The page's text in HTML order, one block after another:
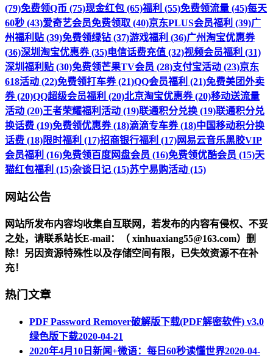
(79)免费领Q币 (75)现金红包 (65)福利 (55)免费领流量 (45)每天
60秒 (43)爱奇艺会员免费领取 (40)京东PLUS会员福利 (39)广
州福利贴 (39)免费领绿钻 (37)游戏福利 (36)广州淘宝优惠券
(36)深圳淘宝优惠券 (35)电信话费充值 (32)视频会员福利 (31)
深圳福利贴 (30)免费领芒果TV会员 (28)支付宝活动 (23)京东
618活动 (22)免费领打车券 (21)QQ会员福利 (21)免费美团外卖
券 (20)QQ超级会员福利 (20)北京淘宝优惠券 (20)移动送流量
活动 (20)王者荣耀福利活动 (19)联通积分兑换 (19)联通积分兑
换话费 (19)免费领优惠券 (18)滴滴专车券 (18)中国移动积分换
话费 (18)限时福利 (17)招商银行福利 (17)网易云音乐黑胶VIP
会员福利 (16)免费领百度网盘会员 (16)免费领优酷会员 (15)天
猫红包福利 (15)杂谈日记 (15)苏宁易购活动 (15)
网站公告
网站所发布内容均收集自互联网，若发布的内容有侵权、不妥
之处，请联系站长E-mail：（ xinhuaxiang55@163.com）删
除！另因资源特殊性以及存储空间有限，已失效资源不在补
充！
热门文章
PDF Password Remover破解版下载(PDF解密软件) v3.0
绿色版下载2020-04-21
2020年4月10日新闻+微语：每日60秒读懂世界2020-04-